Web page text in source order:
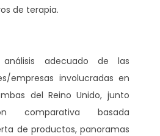
de terapia.
adecuado de las
empresas involucradas en
del Reino Unido, junto
comparativa basada
de productos, panoramas